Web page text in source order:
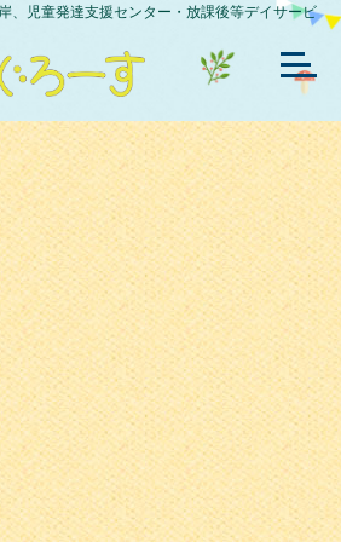
、児童発達支援センター・放課後等デイサービ